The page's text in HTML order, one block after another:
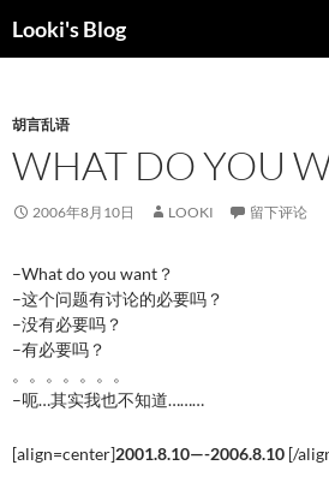
至
正
Looki's Blog
索
胡言乱语
WHAT DO YOU
2006年8月10日 LOOKI 留下评论
–What do you want？
–这个问题有讨论的必要吗？
–没有必要吗？
–有必要吗？
。。。。。。。
–呃…其实我也不知道………
[align=center]2001.8.10—-2006.8.10 [/